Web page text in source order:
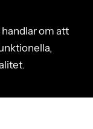
handlar om att